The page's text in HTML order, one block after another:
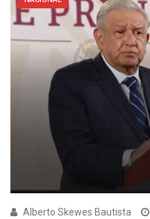
Alberto Skewes Bautista